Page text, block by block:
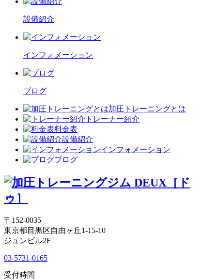
設備紹介
インフォメーション
ブログ
加圧トレーニングとは
トレーナー紹介
料金表
設備紹介
インフォメーション
ブログ
〒152-0035
東京都目黒区自由ヶ丘1-15-10
ジュンビル2F
03-5731-0165
受付時間